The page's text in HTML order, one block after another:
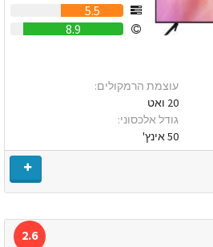
5.5
8.9
עוצמת הרמקולים:
20 ואט
גודל אלכסוני:
50 אינץ'
2.6